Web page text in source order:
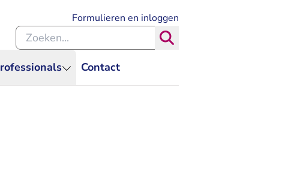
Contact
Formulieren en inloggen
Zoeken binnen de Rechtspraak